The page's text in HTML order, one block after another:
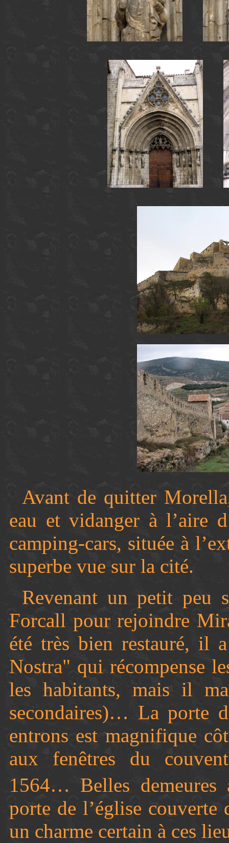
Avant de quitter
eau et vidanger à l’aire
camping-cars, située à
superbe vue sur la cité.
Revenant un petit peu
Forcall pour rejoindre
été très bien restauré, il
Nostra" qui récompense
les habitants, mais il
secondaires)… La porte
entrons est magnifique
aux fenêtres du
1564… Belles
porte de l’église couverte
un charme certain à ces